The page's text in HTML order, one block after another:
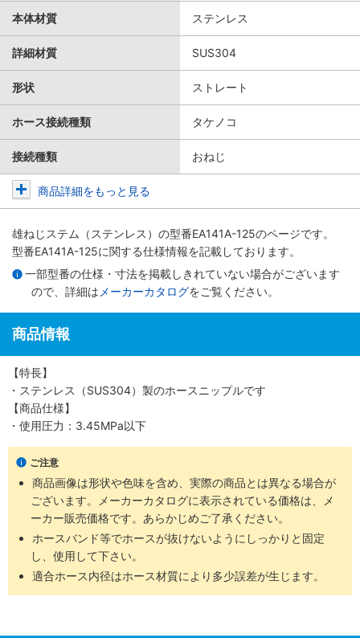
本体材質 ステンレス
詳細材質 SUS304
形状 ストレート
ホース接続種類 タケノコ
接続種類 おねじ
商品詳細をもっと見る
雄ねじステム（ステンレス） の型番EA141A-125のページです。
型番EA141A-125に関する仕様情報を記載しております。
一部型番の仕様・寸法を掲載しきれていない場合がございます
ので、詳細は メーカーカタログをご覧ください。
商品情報
【特長】
・ステンレス（SUS304）製のホースニップルです
【商品仕様】
・使用圧力：3.45MPa以下
ご注意
商品画像は形状や色味を含め、実際の商品とは異なる場合が
ございます。メーカーカタログに表示されている価格は、メ
ーカー販売価格です。あらかじめご了承ください。
ホースバンド等でホースが抜けないようにしっかりと固定
し、使用して下さい。
適合ホース内径はホース材質により多少誤差が生じます。